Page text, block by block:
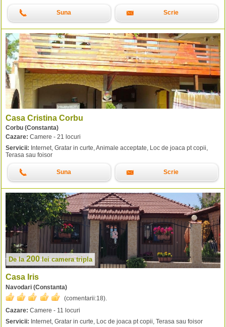
Suna Scrie
Casa Cristina Corbu
Corbu (Constanta)
Cazare: Camere - 21 locuri
Servicii: Internet, Gratar in curte, Animale acceptate, Loc de joaca pt copii,
Terasa sau foisor
Suna Scrie
De la 200leicamera tripla
Casa Iris
Navodari (Constanta)
(comentarii:18).
Cazare: Camere - 11 locuri
Servicii: Internet, Gratar in curte, Loc de joaca pt copii, Terasa sau foisor